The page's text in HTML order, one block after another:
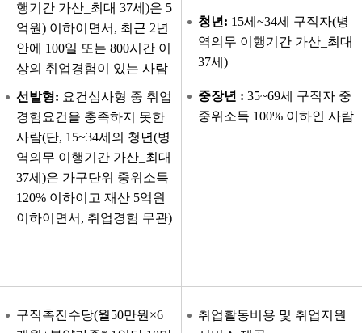
행기간 가산_최대 37세)은 5
억원) 이하이면서, 최근 2년
안에 100일 또는 800시간 이
상의 취업경험이 있는 사람
선발형: 요건심사형 중 취업
경험요건을 충족하지 못한
사람(단, 15~34세의 청년(병
역의무 이행기간 가산_최대
37세)은 가구단위 중위소득
120% 이하이고 재산 5억원
이하이면서, 취업경험 무관)
구직촉진수당(월50만원×6
청년: 15세~34세 구직자(병
역의무 이행기간 가산_최대
37세)
중장년 : 35~69세 구직자 중
중위소득 100% 이하인 사람
취업활동비용 및 취업지원